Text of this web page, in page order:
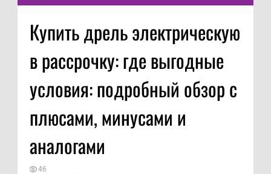
Купить дрель электрическую
в рассрочку: где выгодные
условия: подробный обзор с
плюсами, минусами и
аналогами
46